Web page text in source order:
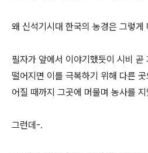
왜 신석기시대 한국의 농경은 그렇게
필자가 앞에서 이야기했듯이 시비 곧
떨어지면 이를 극복하기 위해 다른
어질 때까지 그곳에 머물며 농사를
그런데-.